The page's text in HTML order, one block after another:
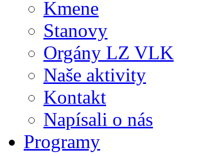
Kmene
Stanovy
Orgány LZ VLK
Naše aktivity
Kontakt
Napísali o nás
Programy